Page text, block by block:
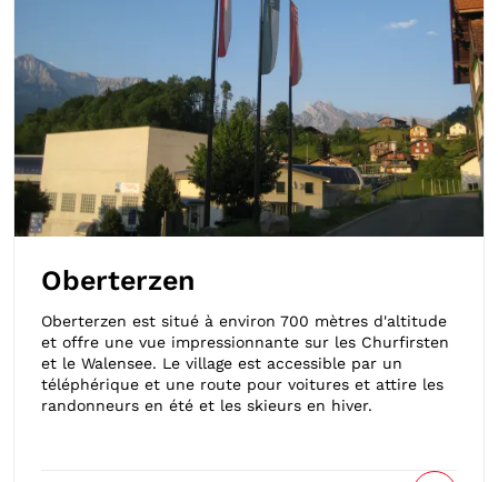
Oberterzen
Oberterzen est situé à environ 700 mètres d'altitude
et offre une vue impressionnante sur les Churfirsten
et le Walensee. Le village est accessible par un
téléphérique et une route pour voitures et attire les
randonneurs en été et les skieurs en hiver.